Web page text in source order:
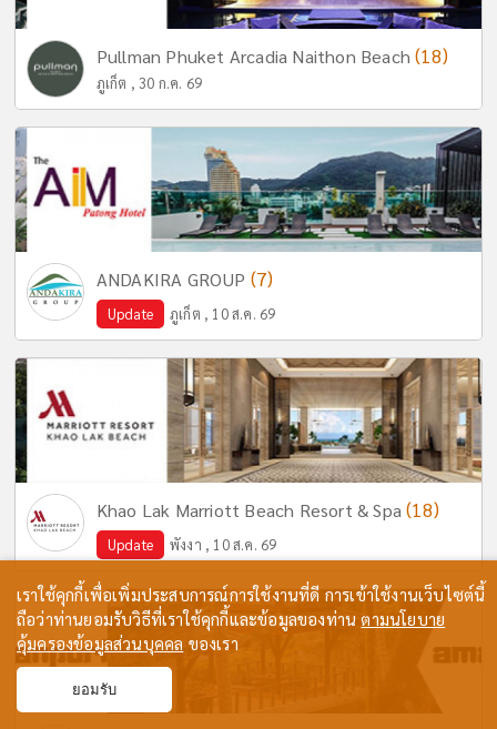
Pullman Phuket Arcadia Naithon Beach(18)
ภูเก็ต , 30 ก.ค. 69
ANDAKIRA GROUP (7)
Update ภูเก็ต , 10 ส.ค. 69
Khao Lak Marriott Beach Resort & Spa(18)
Update พังงา , 10 ส.ค. 69
เราใช้คุกกี้เพื่อเพิ่มประสบการณ์การใช้งานที่ดี การเข้าใช้งานเว็บไซต์นี้
ถือว่าท่านยอมรับวิธีที่เราใช้คุกกี้และข้อมูลของท่านตามนโยบาย
คุ้มครองข้อมูลส่วนบุคคล ของเรา
ยอมรับ